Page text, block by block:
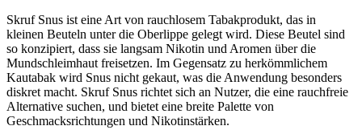
Skruf Snus ist eine Art von rauchlosem Tabakprodukt, das in
kleinen Beuteln unter die Oberlippe gelegt wird. Diese Beutel sind
so konzipiert, dass sie langsam Nikotin und Aromen über die
Mundschleimhaut freisetzen. Im Gegensatz zu herkömmlichem
Kautabak wird Snus nicht gekaut, was die Anwendung besonders
diskret macht. Skruf Snus richtet sich an Nutzer, die eine rauchfreie
Alternative suchen, und bietet eine breite Palette von
Geschmacksrichtungen und Nikotinstärken.